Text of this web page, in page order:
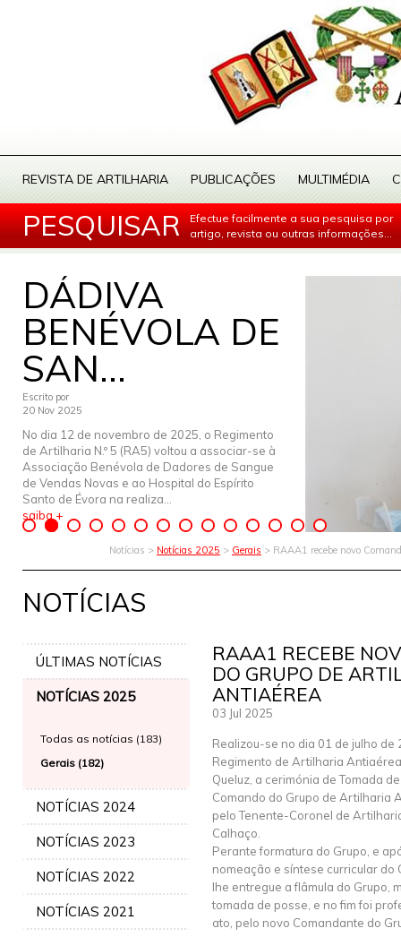
REVISTA DE ARTILHARIA PUBLICAÇÕES MULTIMÉDIA
PESQUISAR
Efectue facilmente a sua pesquisa por
artigo, revista ou outras informações...
DÁDIVA
BENÉVOLA DE
SAN...
Escrito por
20 Nov 2025
No dia 12 de novembro de 2025, o Regimento
de Artilharia N.º 5 (RA5) voltou a associar-se à
Associação Benévola de Dadores de Sangue
de Vendas Novas e ao Hospital do Espírito
Santo de Évora na realiza...
saiba +
Notícias > Notícias 2025 > Gerais > RAAA1 recebe novo
NOTÍCIAS
ÚLTIMAS NOTÍCIAS
NOTÍCIAS 2025
Todas as notícias (183)
Gerais (182)
NOTÍCIAS 2024
NOTÍCIAS 2023
NOTÍCIAS 2022
NOTÍCIAS 2021
RAAA1 RECEBE
DO GRUPO DE
ANTIAÉREA
03 Jul 2025
Realizou-se no dia 01 de julho de
Regimento de Artilharia Antiaérea
Queluz, a cerimónia de Tomada
Comando do Grupo de Artilharia
pelo Tenente-Coronel de
Calhaço.
Perante formatura do Grupo, e
nomeação e síntese curricular
lhe entregue a flâmula do Grupo,
tomada de posse, e no fim foi
ato, pelo novo Comandante do